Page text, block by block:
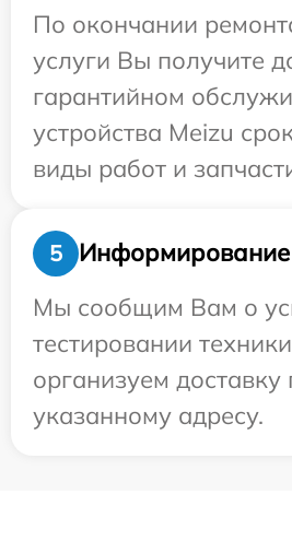
По окончании
услуги Вы получите
гарантийном
устройства Meizu
виды работ и
5
Информирование
Мы сообщим Вам о
тестировании
организуем доставку
указанному адресу.